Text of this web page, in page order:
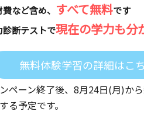
など含め、 すべて無料です
診断テストで現在の学力も分
無料体験学習の詳細はこ
ペーン終了後、 8月24日(月)か
る予定です。